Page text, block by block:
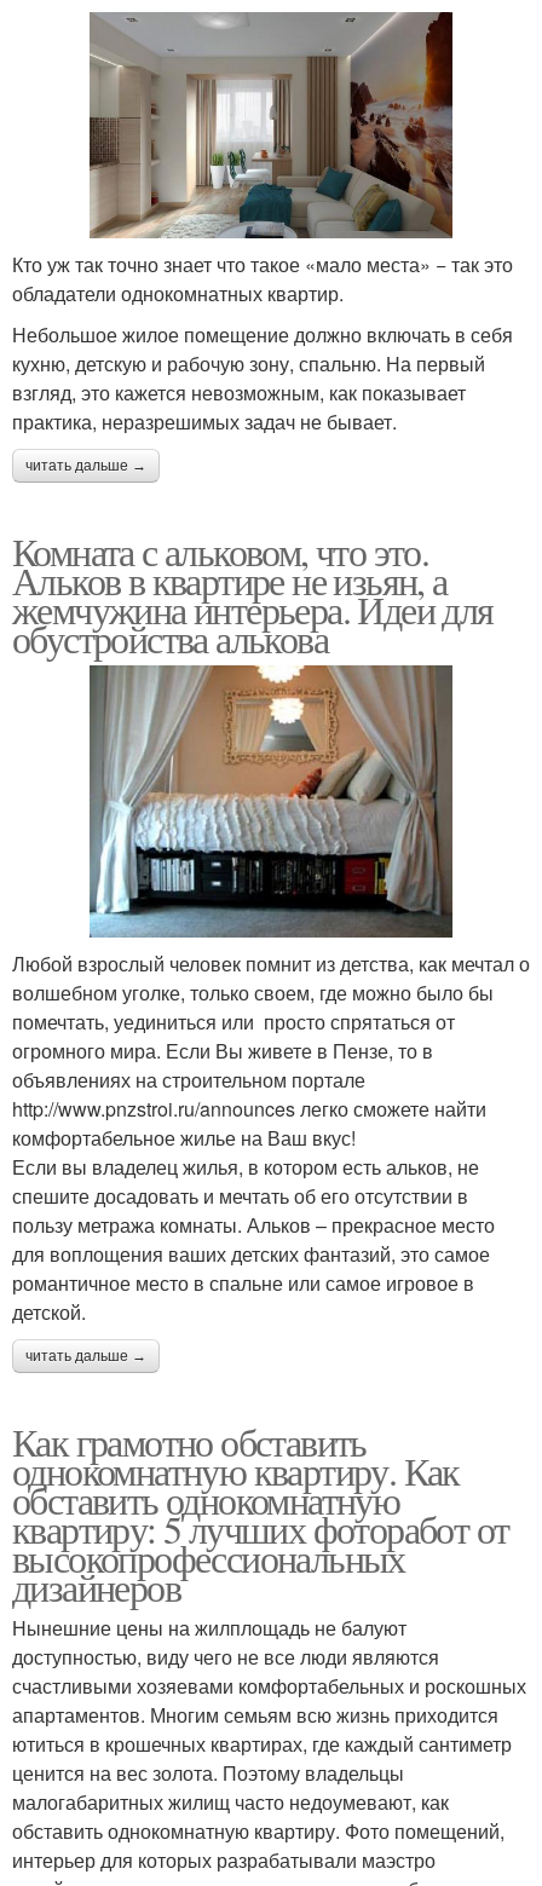
Кто уж так точно знает что такое «мало места» − так это
обладатели однокомнатных квартир.
Небольшое жилое помещение должно включать в себя
кухню, детскую и рабочую зону, спальню. На первый
взгляд, это кажется невозможным, как показывает
практика, неразрешимых задач не бывает.
читать дальше →
Комната с альковом, что это.
Альков в квартире не изьян, а
жемчужина интерьера. Идеи для
обустройства алькова
Любой взрослый человек помнит из детства, как мечтал о
волшебном уголке, только своем, где можно было бы
помечтать, уединиться или просто спрятаться от
огромного мира. Если Вы живете в Пензе, то в
объявлениях на строительном портале
http://www.pnzstroi.ru/announces легко сможете найти
комфортабельное жилье на Ваш вкус!
Если вы владелец жилья, в котором есть альков, не
спешите досадовать и мечтать об его отсутствии в
пользу метража комнаты. Альков – прекрасное место
для воплощения ваших детских фантазий, это самое
романтичное место в спальне или самое игровое в
детской.
читать дальше →
Как грамотно обставить
однокомнатную квартиру. Как
обставить однокомнатную
квартиру: 5 лучших фоторабот от
высокопрофессиональных
дизайнеров
Нынешние цены на жилплощадь не балуют
доступностью, виду чего не все люди являются
счастливыми хозяевами комфортабельных и роскошных
апартаментов. Многим семьям всю жизнь приходится
ютиться в крошечных квартирах, где каждый сантиметр
ценится на вес золота. Поэтому владельцы
малогабаритных жилищ часто недоумевают, как
обставить однокомнатную квартиру. Фото помещений,
интерьер для которых разрабатывали маэстро